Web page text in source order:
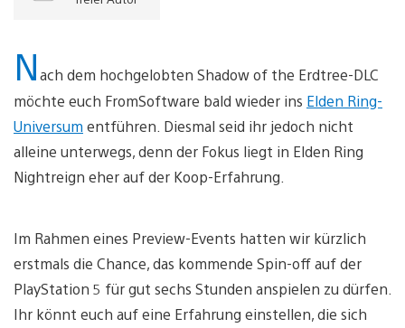
Nach dem hochgelobten Shadow of the Erdtree-DLC
möchte euch FromSoftware bald wieder ins Elden Ring-
Universum entführen. Diesmal seid ihr jedoch nicht
alleine unterwegs, denn der Fokus liegt in Elden Ring
Nightreign eher auf der Koop-Erfahrung.
Im Rahmen eines Preview-Events hatten wir kürzlich
erstmals die Chance, das kommende Spin-off auf der
PlayStation 5 für gut sechs Stunden anspielen zu dürfen.
Ihr könnt euch auf eine Erfahrung einstellen, die sich